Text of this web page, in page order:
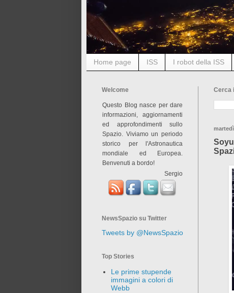
Home page ISS I robot della ISS
Cerca
Welcome
Questo Blog nasce per dare
informazioni, aggiornamenti
ed approfondimenti sullo
Spazio. Viviamo un periodo
storico per l'Astronautica
mondiale ed Europea.
Benvenuti a bordo!
Sergio
NewsSpazio su Twitter
Tweets by @NewsSpazio
Top Stories
Le prime stupende
immagini a colori di
Webb